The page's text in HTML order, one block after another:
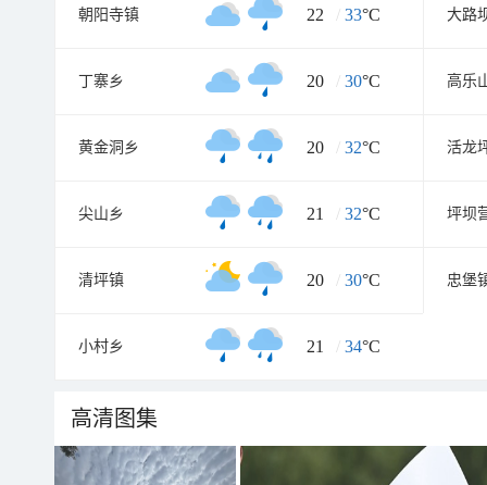
朝阳寺镇 22 / 33°C 大路
丁寨乡 20 / 30°C 高乐
黄金洞乡 20 / 32°C 活龙
尖山乡 21 / 32°C 坪坝
清坪镇 20 / 30°C 忠堡
小村乡 21 / 34°C
高清图集